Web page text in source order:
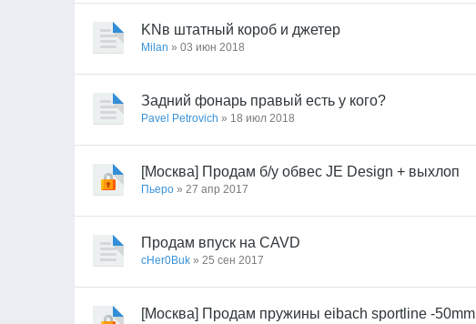
KNв штатный короб и джетер
Milan » 03 июн 2018
Задний фонарь правый есть у кого?
Pavel Petrovich » 18 июл 2018
[Москва] Продам б/у обвес JE Design + выхлоп
Пьеро » 27 апр 2017
Продам впуск на CAVD
cHer0Buk » 25 сен 2017
[Москва] Продам пружины eibach sportline -50mm